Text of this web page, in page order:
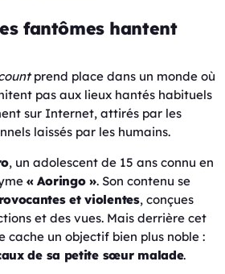
fantômes hantent
prend place dans un monde où
pas aux lieux hantés habituels
sur Internet, attirés par les
laissés par les humains.
, un adolescent de 15 ans connu en
« Aoringo ». Son contenu se
et violentes, conçues
et des vues. Mais derrière cet
cache un objectif bien plus noble :
de sa petite sœur malade.